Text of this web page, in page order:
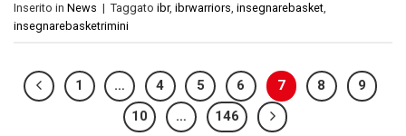
Inserito in News | Taggato ibr, ibrwarriors insegnarebasket
insegnarebasketrimini
1 … 4 5 6 7 8
9
10
… 146